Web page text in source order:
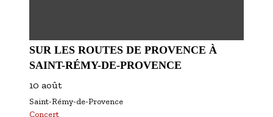
SUR LES ROUTES DE PROVENCE À
SAINT-RÉMY-DE-PROVENCE
10 août
Saint-Rémy-de-Provence
Concert